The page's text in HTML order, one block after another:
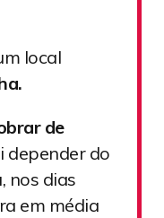
local
de
depender do
nos dias
em média